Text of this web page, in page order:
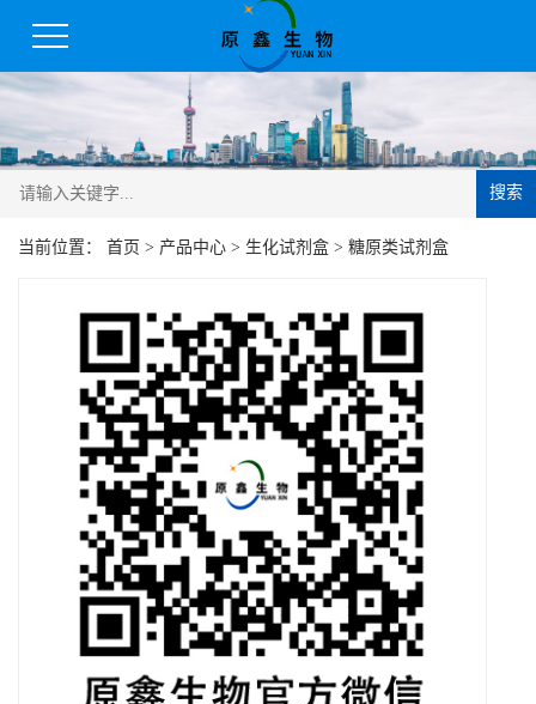
搜索
当前位置： 首页 > 产品中心 > 生化试剂盒 > 糖原类试剂盒